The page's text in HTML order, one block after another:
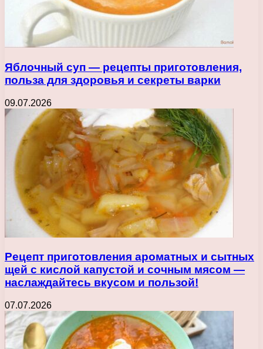
Яблочный суп — рецепты приготовления,
польза для здоровья и секреты варки
09.07.2026
Рецепт приготовления ароматных и сытных
щей с кислой капустой и сочным мясом —
наслаждайтесь вкусом и пользой!
07.07.2026